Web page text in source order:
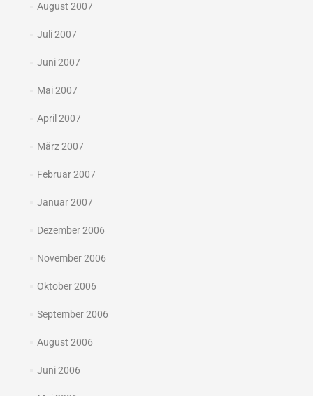
August 2007
Juli 2007
Juni 2007
Mai 2007
April 2007
März 2007
Februar 2007
Januar 2007
Dezember 2006
November 2006
Oktober 2006
September 2006
August 2006
Juni 2006